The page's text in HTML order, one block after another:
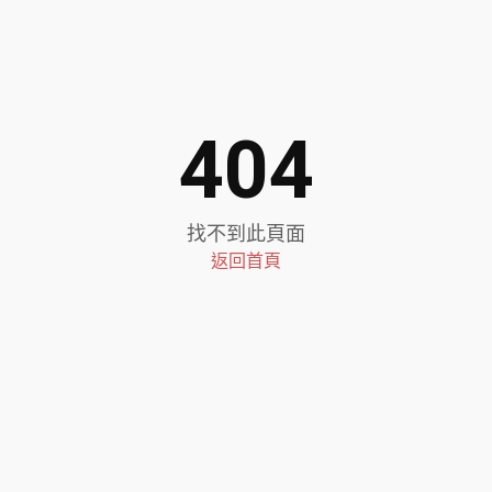
404
找不到此頁面
返回首頁